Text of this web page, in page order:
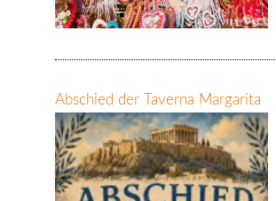
Abschied der Taverna Margarita